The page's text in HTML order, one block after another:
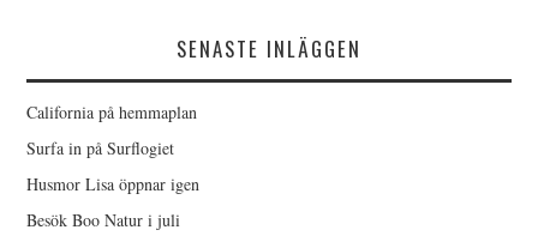
SENASTE INLÄGGEN
California på hemmaplan
Surfa in på Surflogiet
Husmor Lisa öppnar igen
Besök Boo Natur i juli